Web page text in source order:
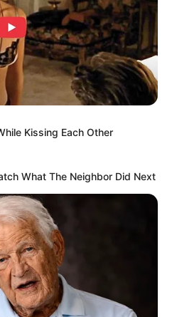
Kissing Each Other
What The Neighbor Did Next